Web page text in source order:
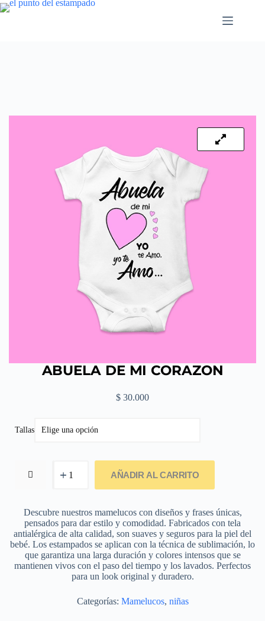
ABUELA DE MI CORAZON
$ 30.000
Tallas
AÑADIR AL CARRITO
Descubre nuestros mamelucos con diseños y frases únicas,
pensados para dar estilo y comodidad. Fabricados con tela
antialérgica de alta calidad, son suaves y seguros para la piel del
bebé. Los estampados se aplican con la técnica de sublimación, lo
que garantiza una larga duración y colores intensos que se
mantienen vivos con el paso del tiempo y los lavados. Perfectos
para un look original y duradero.
Categorías: Mamelucos, niñas